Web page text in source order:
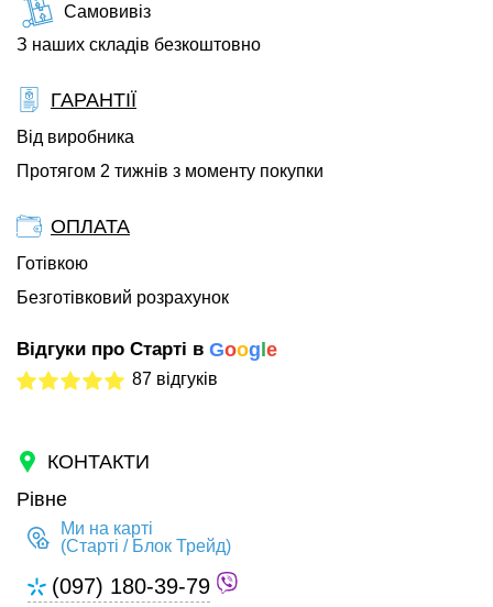
Самовивіз
З наших складів безкоштовно
ГАРАНТІЇ
Від виробника
Протягом 2 тижнів з моменту покупки
ОПЛАТА
Готівкою
Безготівковий розрахунок
Відгуки про Старті в Goog e
87 відгуків
КОНТАКТИ
Рівне
Ми на карті
(Старті / Блок Трейд)
(097) 180-39-79